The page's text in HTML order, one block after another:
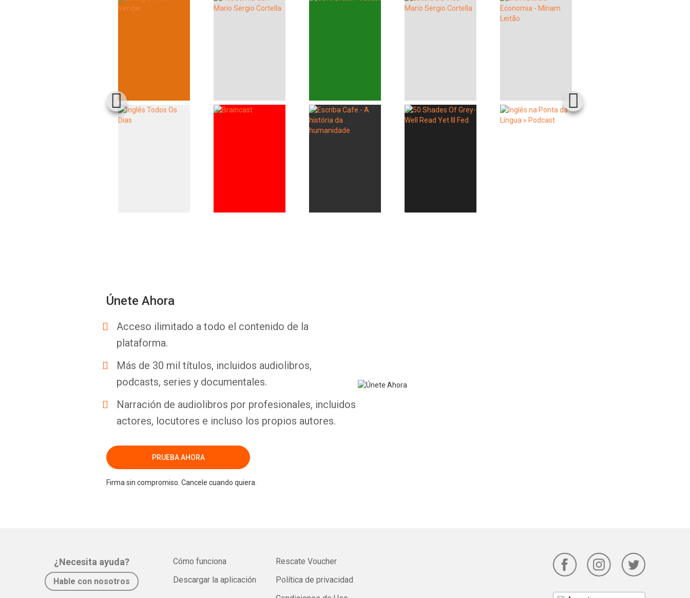
Únete Ahora
Acceso ilimitado a todo el contenido de la
plataforma.
Más de 30 mil títulos, incluidos audiolibros,
podcasts, series y documentales.
Narración de audiolibros por profesionales, incluidos
actores, locutores e incluso los propios autores.
PRUEBA AHORA
Firma sin compromiso. Cancele cuando quiera.
¿Necesita ayuda?
Hable con nosotros
Cómo funciona
Descargar la aplicación
Rescate Voucher
Política de privacidad